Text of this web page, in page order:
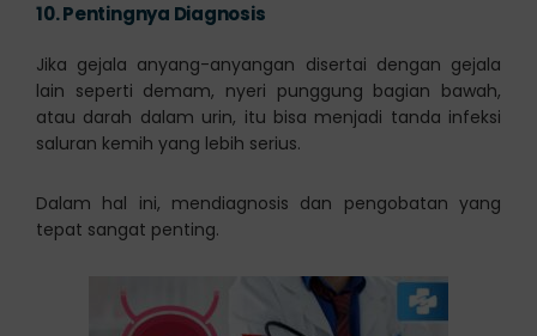
10.Pentingnya Diagnosis
Jika gejala anyang-anyangan disertai dengan gejala
lain seperti demam, nyeri punggung bagian bawah,
atau darah dalam urin, itu bisa menjadi tanda infeksi
saluran kemih yang lebih serius.
Dalam hal ini, mendiagnosis dan pengobatan yang
tepat sangat penting.